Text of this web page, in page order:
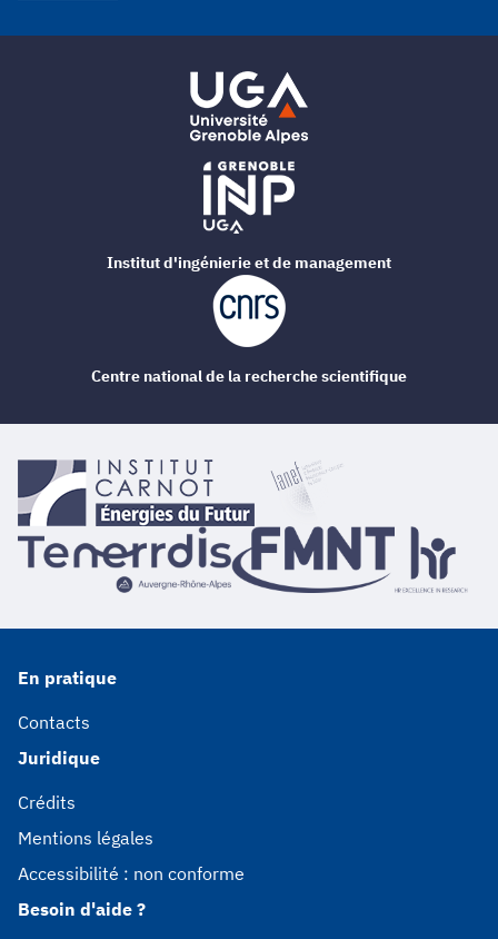
En pratique
Contacts
Juridique
Crédits
Mentions légales
Accessibilité : non conforme
Besoin d'aide ?
Institut d'ingénierie et de management
Centre national de la recherche scientifique